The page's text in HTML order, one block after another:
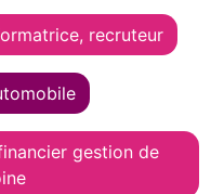
recruteur
gestion de